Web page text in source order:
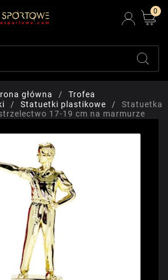
0
główna
Trofea
Statuetki plastikowe
Statuetka
17-19 cm na marmurze